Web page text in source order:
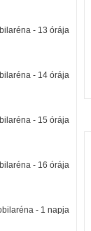
- 13 órája
- 14 órája
- 15 órája
- 16 órája
- 1 napja